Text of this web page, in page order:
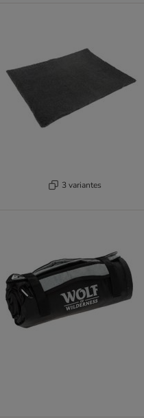
3 variantes